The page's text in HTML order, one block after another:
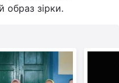
образ зірки.